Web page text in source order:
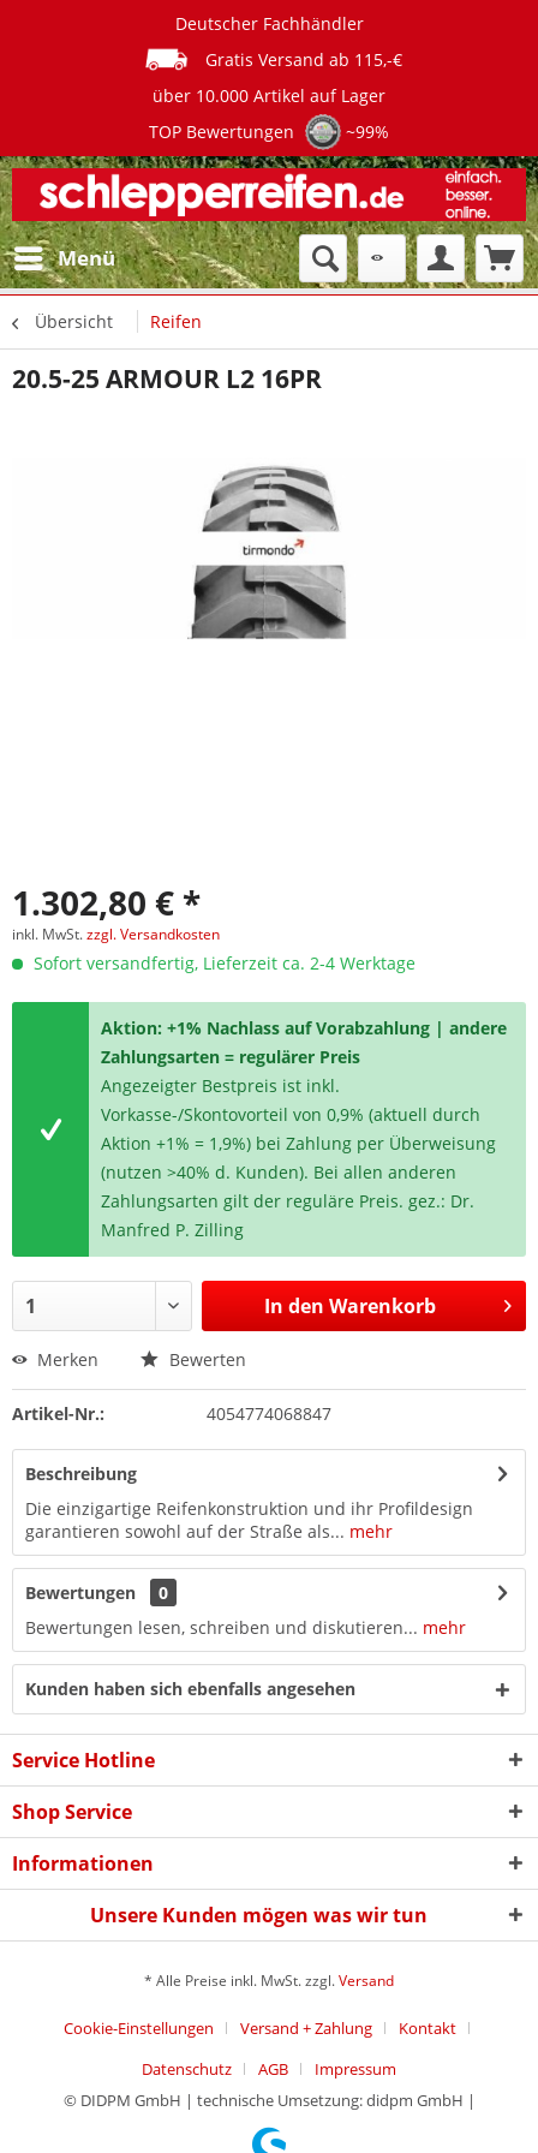
Deutscher Fachhändler
Gratis Versand ab 115,-€
über 10.000 Artikel auf Lager
TOP Bewertungen
~99%
Menü
Übersicht Reifen
20.5-25 ARMOUR L2 16PR
1.302,80 € *
inkl. MwSt.zzgl. Versandkosten
Sofort versandfertig, Lieferzeit ca. 2-4 Werktage
Aktion: +1% Nachlass auf Vorabzahlung | andere
Zahlungsarten = regulärer Preis
Angezeigter Bestpreis ist inkl.
Vorkasse-/Skontovorteil von 0,9% (aktuell durch
Aktion +1% = 1,9%) bei Zahlung per Überweisung
(nutzen >40% d. Kunden). Bei allen anderen
Zahlungsarten gilt der reguläre Preis. gez.: Dr.
Manfred P. Zilling
In den Warenkorb
Merken Bewerten
Artikel-Nr.: 4054774068847
Beschreibung
Die einzigartige Reifenkonstruktion und ihr Profildesign
garantieren sowohl auf der Straße als... mehr
Bewertungen
0
Bewertungen lesen, schreiben und diskutieren... mehr
Kunden haben sich ebenfalls angesehen
Service Hotline
Shop Service
Informationen
Unsere Kunden mögen was wir tun
* Alle Preise inkl. MwSt. zzgl.Versand
Cookie-Einstellungen Versand + Zahlung
Kontakt
Datenschutz
AGB
Impressum
© DIDPM GmbH | technische Umsetzung: didpm GmbH |